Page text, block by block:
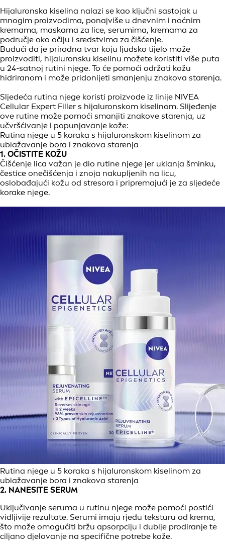
Hijaluronska kiselina nalazi se kao ključni sastojak u
mnogim proizvodima, ponajviše u dnevnim i noćnim
kremama, maskama za lice, serumima, kremama za
područje oko očiju i sredstvima za čišćenje.
Budući da je prirodna tvar koju ljudsko tijelo može
proizvoditi, hijaluronsku kiselinu možete koristiti više puta
u 24-satnoj rutini njege. To će pomoći održati kožu
hidriranom i može pridonijeti smanjenju znakova starenja.
Sljedeća rutina njege koristi proizvode iz linije NIVEA
Cellular Expert Filler s hijaluronskom kiselinom. Slijeđenje
ove rutine može pomoći smanjiti znakove starenja, uz
učvršćivanje i popunjavanje kože:
Rutina njege u 5 koraka s hijaluronskom kiselinom za
ublažavanje bora i znakova starenja
1. OČISTITE KOŽU
Čišćenje lica važan je dio rutine njege jer uklanja šminku,
čestice onečišćenja i znoja nakupljenih na licu,
oslobađajući kožu od stresora i pripremajući je za sljedeće
korake njege.
Rutina njege u 5 koraka s hijaluronskom kiselinom za
ublažavanje bora i znakova starenja
2. NANESITE SERUM
Uključivanje seruma u rutinu njege može pomoći postići
vidljivije rezultate. Serumi imaju rjeđu teksturu od krema,
što može omogućiti bržu apsorpciju i dublje prodiranje te
ciljano djelovanje na specifične potrebe kože.